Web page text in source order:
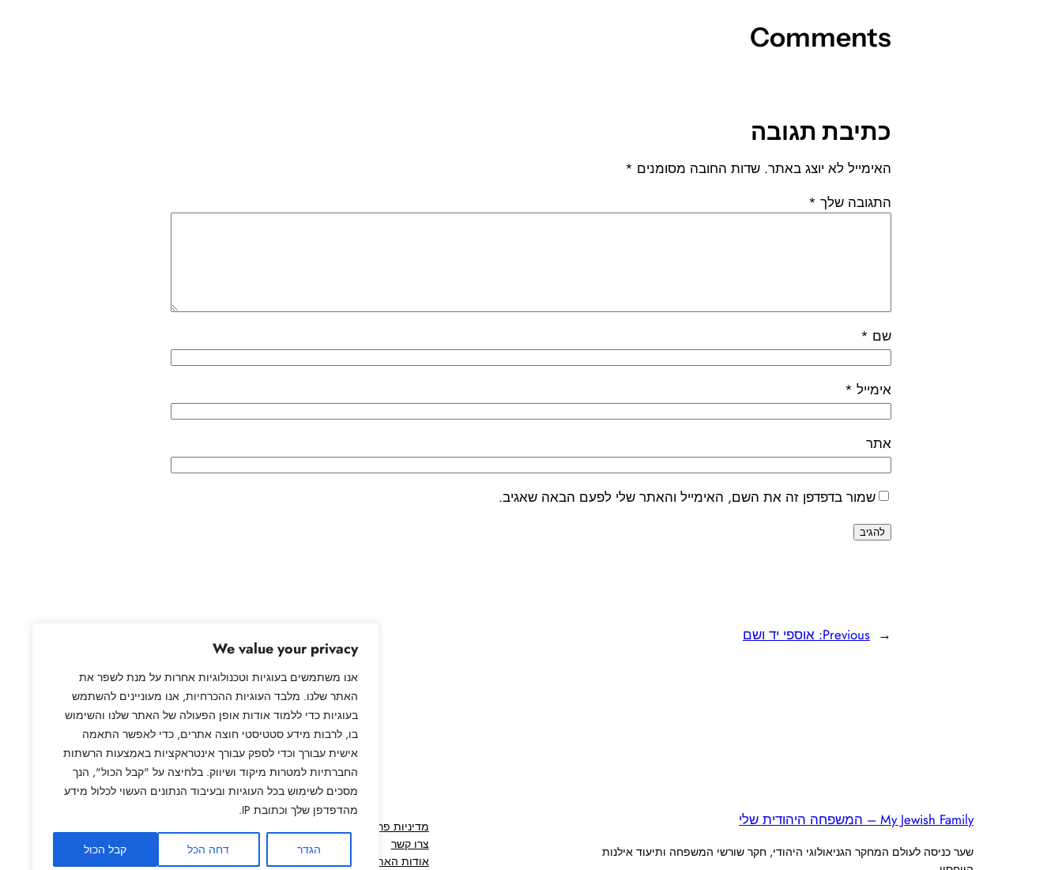
We value your privacy
אנו משתמשים בעוגיות וטכנולוגיות אחרות על מנת לשפר את
האתר שלנו. מלבד העוגיות ההכרחיות, אנו מעוניינים להשתמש
בעוגיות כדי ללמוד אודות אופן הפעולה של האתר שלנו והשימוש
בו, לרבות מידע סטטיסטי חוצה אתרים, כדי לאפשר התאמה
אישית עבורך וכדי לספק עבורך אינטראקציות באמצעות הרשתות
החברתיות למטרות מיקוד ושיווק. בלחיצה על "קבל הכול", הנך
מסכים לשימוש בכל העוגיות ובעיבוד הנתונים העשוי לכלול מידע
מהדפדפן שלך וכתובת IP.
הגדר דחה הכל קבל הכול
Comments
כתיבת תגובה
האימייל לא יוצג באתר. שדות החובה מסומנים *
התגובה שלך *
שם *
אימייל *
אתר
שמור בדפדפן זה את השם, האימייל והאתר שלי לפעם הבאה שאגיב.
←
Previous: אוספי יד ושם
My Jewish Family – המשפחה היהודית שלי
שער כניסה לעולם המחקר הגניאולוגי היהודי, חקר שורשי המשפחה ותיעוד אילנות
מדיניות פרטיות
צרו קשר
אודות האתר